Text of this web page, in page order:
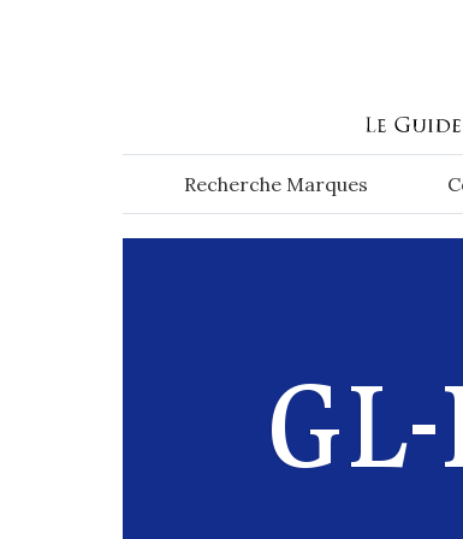
Recherche Marques